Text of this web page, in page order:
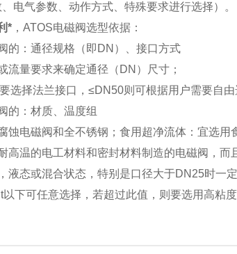
电气参数、动作方式、特殊要求进行选择）。
* ，ATOS电磁阀选型依据：
的：通径规格（即DN）、接口方式
流量要求来确定通径（DN）尺寸；
选择法兰接口，≤DN50则可根据用户需要自由
的：材质、温度组
蚀电磁阀和全不锈钢；食用超净流体：宜选用
高温的电工材料和密封材料制造的电磁阀，而
液态或混合状态，特别是口径大于DN25时一定
下可任意选择，若超过此值，则要选用高粘度